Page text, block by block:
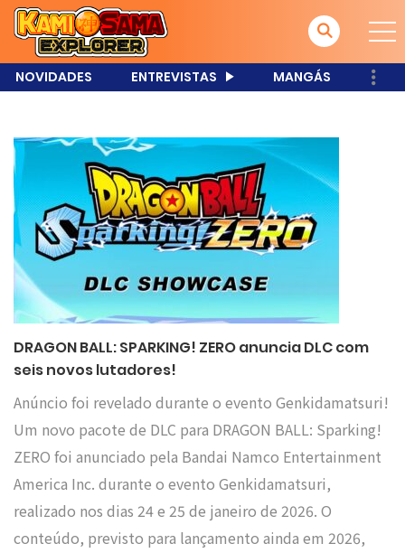
NOVIDADES ENTREVISTAS MANGÁS
DRAGON BALL: SPARKING! ZERO anuncia DLC com
seis novos lutadores!
Anúncio foi revelado durante o evento Genkidamatsuri!
Um novo pacote de DLC para DRAGON BALL: Sparking!
ZERO foi anunciado pela Bandai Namco Entertainment
America Inc. durante o evento Genkidamatsuri,
realizado nos dias 24 e 25 de janeiro de 2026. O
conteúdo, previsto para lançamento ainda em 2026,